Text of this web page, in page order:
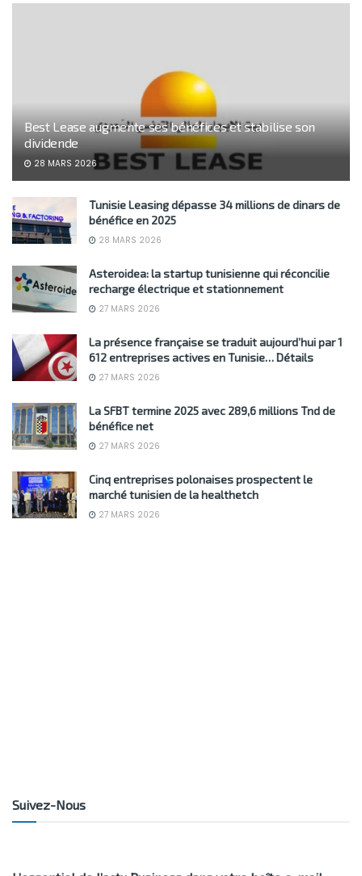
Best Lease augmente ses bénéfices et stabilise son
dividende
28 MARS 2026
Tunisie Leasing dépasse 34 millions de dinars de
bénéfice en 2025
28 MARS 2026
Asteroidea: la startup tunisienne qui réconcilie
recharge électrique et stationnement
27 MARS 2026
La présence française se traduit aujourd’hui par 1
612 entreprises actives en Tunisie… Détails
27 MARS 2026
La SFBT termine 2025 avec 289,6 millions Tnd de
bénéfice net
27 MARS 2026
Cinq entreprises polonaises prospectent le
marché tunisien de la healthetch
27 MARS 2026
Suivez-Nous